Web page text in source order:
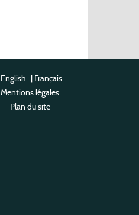
English
Français
Mentions légales
Plan du site